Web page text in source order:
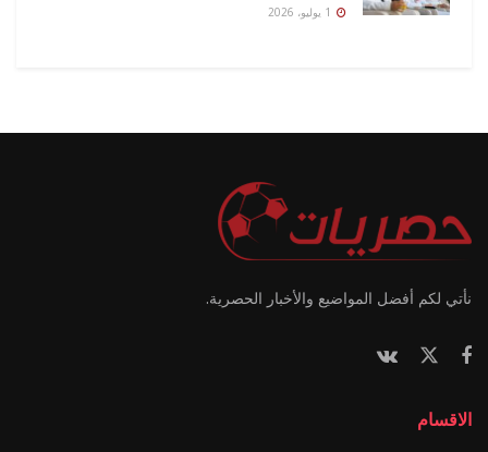
نأتي لكم أفضل المواضيع والأخبار الحصرية.
الاقسام